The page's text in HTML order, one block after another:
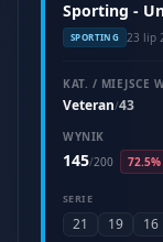
Sporting -
SPORTING 23 lip
KAT. / MIEJSCE
Veteran/43
WYNIK
145/200 72.5%
SERIE
21 19 16